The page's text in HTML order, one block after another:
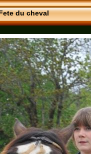
du cheval